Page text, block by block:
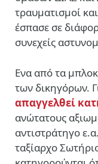
τραυματισμοί
έσπασε σε
συνεχείς
Ενα από τα
των δικηγόρων.
απαγγελθεί
ανώτατους
αντιστράτηγο
ταξίαρχο